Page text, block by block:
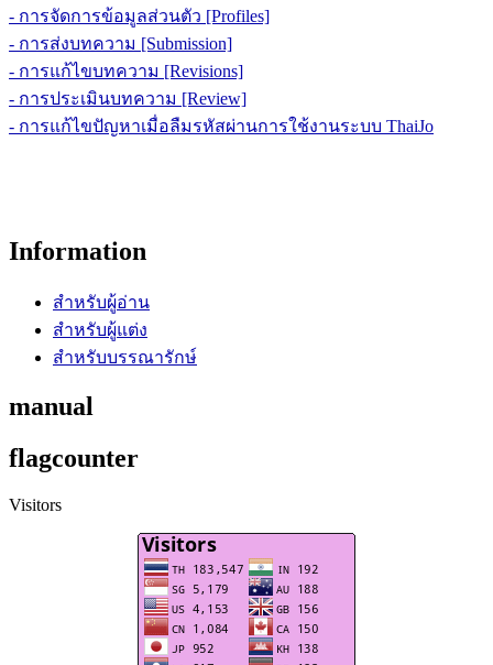
- การจัดการข้อมูลส่วนตัว [Profiles]
- การส่งบทความ [Submission]
- การแก้ไขบทความ [Revisions]
- การประเมินบทความ [Review]
- การแก้ไขปัญหาเมื่อลืมรหัสผ่านการใช้งานระบบ ThaiJo
Information
สำหรับผู้อ่าน
สำหรับผู้แต่ง
สำหรับบรรณารักษ์
manual
flagcounter
Visitors